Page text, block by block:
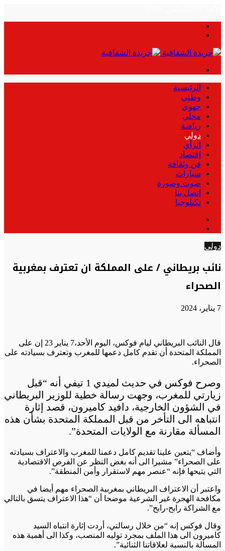
الرئيسية
وطني
جهوي
محلي
رياضة
دولي
الرأي
إقتصاد
فن وثقافة
سيارات
صوت وصورة
إتصل بنا
تكنلوجيا
دولي
نائب بريطاني / على المملكة ان تعترف بمغربية
الصحراء
7 يناير، 2024
قال النائب البريطاني ليام فوكس، اليوم الأحد،7 يناير 23 إن على
المملكة المتحدة أن تقدم كامل دعمها للمغرب وتعترف بسيادته على
الصحراء.
وصرح فوكس في حديث لميدي 1 تيفي أنه “قبل
زيارتي للمغرب، وجهت رسالة خطية للوزير البريطاني
في الشؤون الخارجية، دافيد كاميرون، قصد إثارة
انتباهه الى التأخر من قبل المملكة المتحدة بشأن هذه
المسألة مقارنة مع الولايات المتحدة”.
وأضاف “يتعين علينا تقديم كامل دعمنا للمغرب والاعتراف بسيادته
على الصحراء” مشيرا الى أنه بغض النظر عن الفرص الاقتصادية
التي يتيحها فإنه “عنصر مهم لاستقرار وأمن المنطقة”.
واعتبر أن الاعتراف البريطاني بمغربية الصحراء مهم أيضا في
مكافحة الهجرة غير الشرعية موضحا أن “هذا الاعتراف يتسق بالتالي
مع الشراكة رابح-رابح”.
وقال فوكس إنه “من خلال رسالتي، أردت إثارة انتباه السيد
كاميرون الى هذا الملف بمجرد توليه المنصب، وكذا الى أهمية هذه
المسألة بالنسبة لعلاقاتنا الثنائية”.